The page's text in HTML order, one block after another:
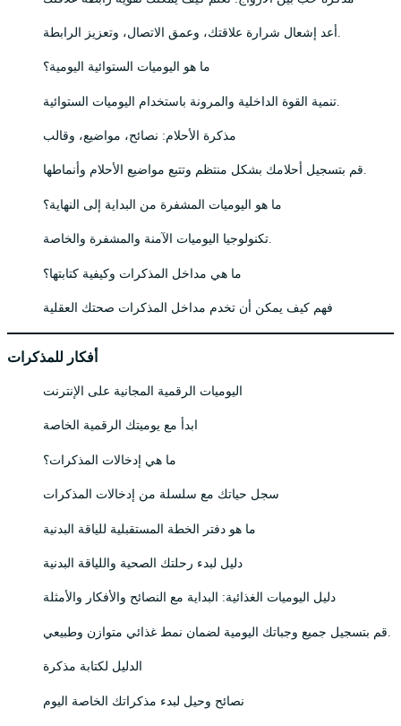
ما هو اليوميات الستوائية اليومية؟
مذكرة الأحلام: نصائح، مواضيع، وقالب
قم بتسجيل أحلامك بشكل منتظم وتتبع مواضيع الأحلام وأنماطها.
ما هو اليوميات المشفرة من البداية إلى النهاية؟
تكنولوجيا اليوميات الآمنة والمشفرة والخاصة.
ما هي مداخل المذكرات وكيفية كتابتها؟
فهم كيف يمكن أن تخدم مداخل المذكرات صحتك العقلية
أفكار للمذكرات
اليوميات الرقمية المجانية على الإنترنت
ابدأ مع يوميتك الرقمية الخاصة
ما هي إدخالات المذكرات؟
سجل حياتك مع سلسلة من إدخالات المذكرات
ما هو دفتر الخطة المستقبلية للياقة البدنية
دليل لبدء رحلتك الصحية واللياقة البدنية
دليل اليوميات الغذائية: البداية مع النصائح والأفكار والأمثلة
الدليل لكتابة مذكرة
نصائح وحيل لبدء مذكراتك الخاصة اليوم